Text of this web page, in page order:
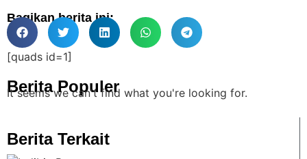
Bagikan berita ini:
[quads id=1]
Berita Populer
It seems we can't find what you're looking for.
Berita Terkait